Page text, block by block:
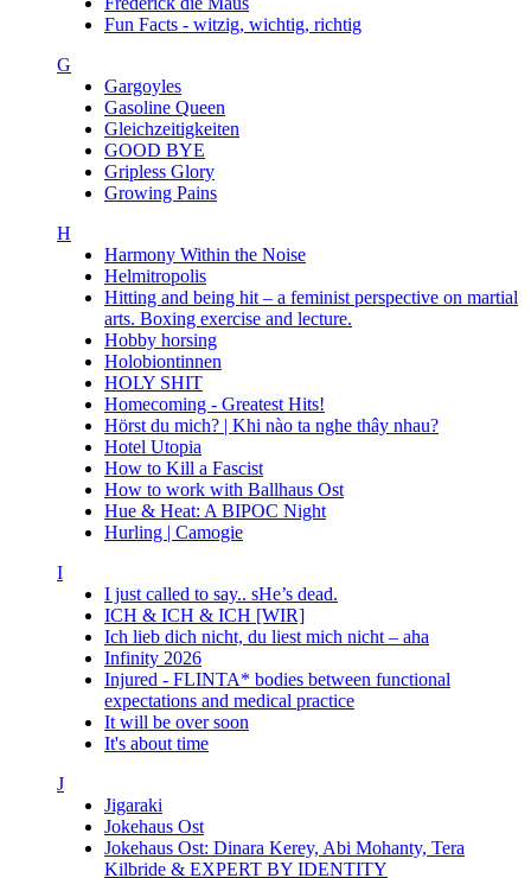
Fun Facts - witzig, wichtig, richtig
G
Gargoyles
Gasoline Queen
Gleichzeitigkeiten
GOOD BYE
Gripless Glory
Growing Pains
H
Harmony Within the Noise
Helmitropolis
Hitting and being hit – a feminist perspective on martial
arts. Boxing exercise and lecture.
Hobby horsing
Holobiontinnen
HOLY SHIT
Homecoming - Greatest Hits!
Hörst du mich? | Khi nào ta nghe thây nhau?
Hotel Utopia
How to Kill a Fascist
How to work with Ballhaus Ost
Hue & Heat: A BIPOC Night
Hurling | Camogie
I
I just called to say.. sHe’s dead.
ICH & ICH & ICH [WIR]
Ich lieb dich nicht, du liest mich nicht – aha
Infinity 2026
Injured - FLINTA* bodies between functional
expectations and medical practice
It will be over soon
It's about time
J
Jigaraki
Jokehaus Ost
Jokehaus Ost: Dinara Kerey, Abi Mohanty, Tera
Kilbride & EXPERT BY IDENTITY